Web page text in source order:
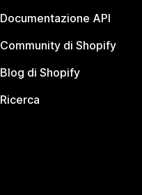
Documentazione API
Community di Shopify
Blog di Shopify
Ricerca